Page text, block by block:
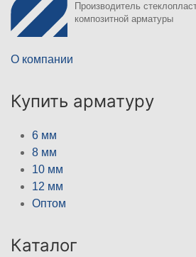
Производитель
композитной арматуры
О компании
Купить арматуру
6 мм
8 мм
10 мм
12 мм
Оптом
Каталог